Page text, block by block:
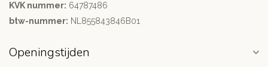
KVK nummer: 64787486
btw-nummer: NL855843846B01
Openingstijden